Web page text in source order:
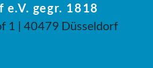
gegr. 1818
1 | 40479 Düsseldorf